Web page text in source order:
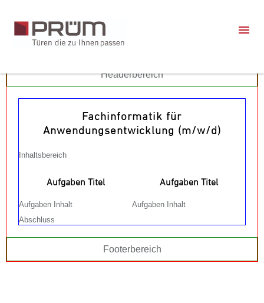
Headerbereich
Fachinformatik für
Anwendungsentwicklung (m/w/d)
Inhaltsbereich
Aufgaben Titel
Aufgaben Inhalt
Aufgaben Titel
Aufgaben Inhalt
Abschluss
Footerbereich